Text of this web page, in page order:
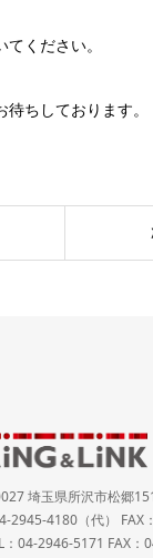
ください。
ちしております。
埼玉県所沢市松郷
2945-4180（代） FAX
：04-2946-5171 FAX：